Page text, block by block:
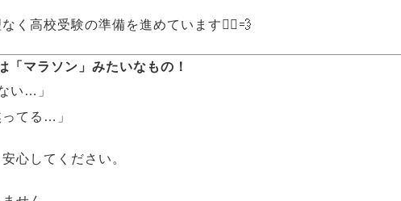
く高校受験の準備を進めています🏃‍♂️💨
「マラソン」みたいなもの！
い…」
ってる…」
心してください。